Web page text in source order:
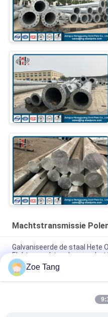
Machtstransmissie
Galvaniseerde de staal Hete
Elektromachtspolen voor
Veelhoekige Tubulaire de
Vormstaal met Douane het
15kv de machtstransmissie
Zoe Tang